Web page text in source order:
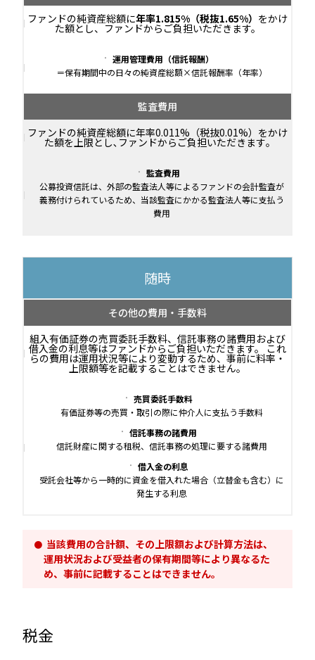
ファンドの純資産総額に年率1.815%（税抜1.65%） をかけ
た額とし、ファンドからご負担いただきます。
運用管理費用（信託報酬）
＝保有期間中の日々の純資産総額×信託報酬率（年率）
監査費用
ファンドの純資産総額に年率0.011%（税抜0.01%）をかけ
た額を上限とし､ファンドからご負担いただきます｡
監査費用
公募投資信託は、外部の監査法人等によるファンドの会計監査が
義務付けられているため、当該監査にかかる監査法人等に支払う
費用
随時
その他の費用・手数料
組入有価証券の売買委託手数料、信託事務の諸費用および
借入金の利息等はファンドからご負担いただきます。 これ
らの費用は運用状況等により変動するため、事前に料率・
上限額等を記載することはできません。
売買委託手数料
有価証券等の売買・取引の際に仲介人に支払う手数料
信託事務の諸費用
信託財産に関する租税、信託事務の処理に要する諸費用
借入金の利息
受託会社等から一時的に資金を借入れた場合（立替金も含む）に
発生する利息
当該費用の合計額、その上限額および計算方法は、
運用状況および受益者の保有期間等により異なるた
め、事前に記載することはできません。
税金